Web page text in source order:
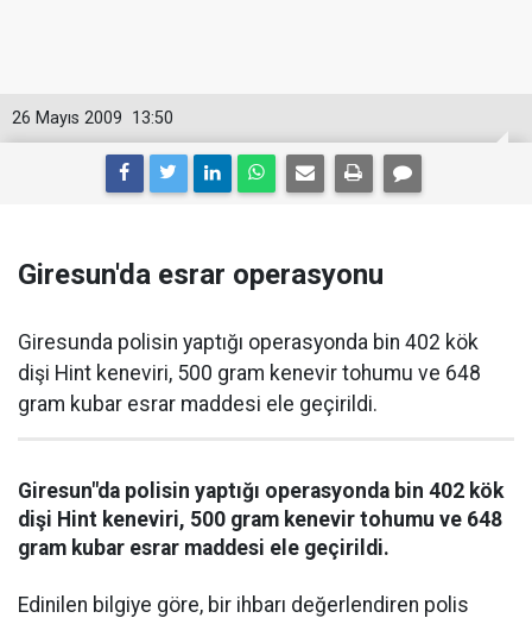
13:50
26 Mayıs 2009
Giresun'da esrar operasyonu
Giresunda polisin yaptığı operasyonda bin 402 kök
dişi Hint keneviri, 500 gram kenevir tohumu ve 648
gram kubar esrar maddesi ele geçirildi.
Giresun"da polisin yaptığı operasyonda bin 402 kök
dişi Hint keneviri, 500 gram kenevir tohumu ve 648
gram kubar esrar maddesi ele geçirildi.
Edinilen bilgiye göre, bir ihbarı değerlendiren polis